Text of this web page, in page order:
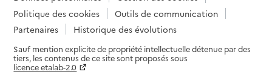
Politique des cookies
Outils de communication
Partenaires
Historique des évolutions
Sauf mention explicite de propriété intellectuelle détenue par des
tiers, les contenus de ce site sont proposés sous
licence etalab-2.0